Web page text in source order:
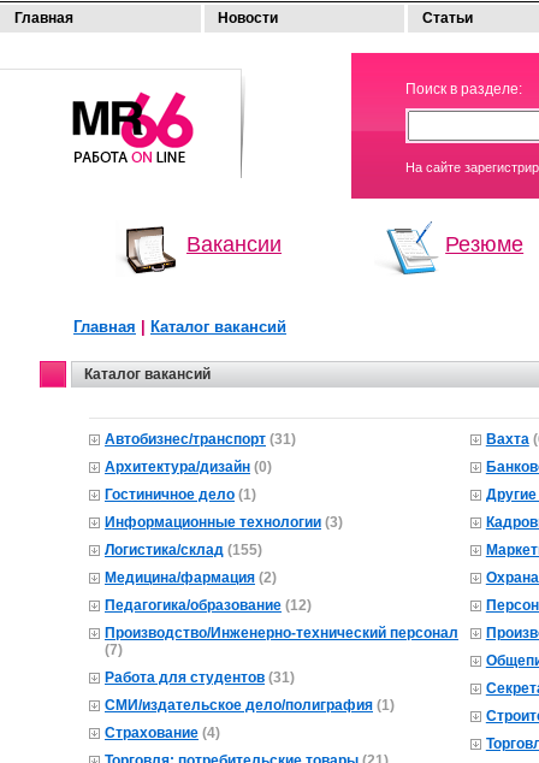
Главная Новости Статьи
МОЯ
РАБОТА
Поиск в разделе:
На сайте
Вакансии Резюме
Главная Каталог вакансий
Каталог вакансий
Автобизнес/транспорт (31)
Архитектура/дизайн (0)
Гостиничное дело (1)
Информационные технологии (3)
Логистика/склад (155)
Медицина/фармация (2)
Педагогика/образование (12)
Производство/Инженерно-технический персонал
(7)
Работа для студентов (31)
СМИ/издательское дело/полиграфия (1)
Страхование (4)
Вахта